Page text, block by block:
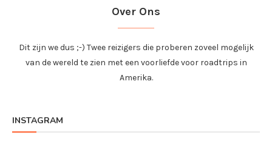
Over Ons
Dit zijn we dus ;-) Twee reizigers die proberen zoveel mogelijk
van de wereld te zien met een voorliefde voor roadtrips in
Amerika.
INSTAGRAM